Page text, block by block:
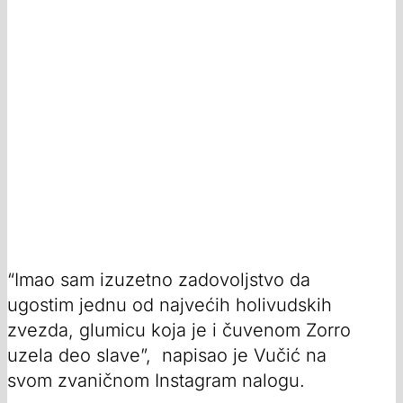
“Imao sam izuzetno zadovoljstvo da
ugostim jednu od najvećih holivudskih
zvezda, glumicu koja je i čuvenom Zorro
uzela deo slave”, napisao je Vučić na
svom zvaničnom Instagram nalogu.